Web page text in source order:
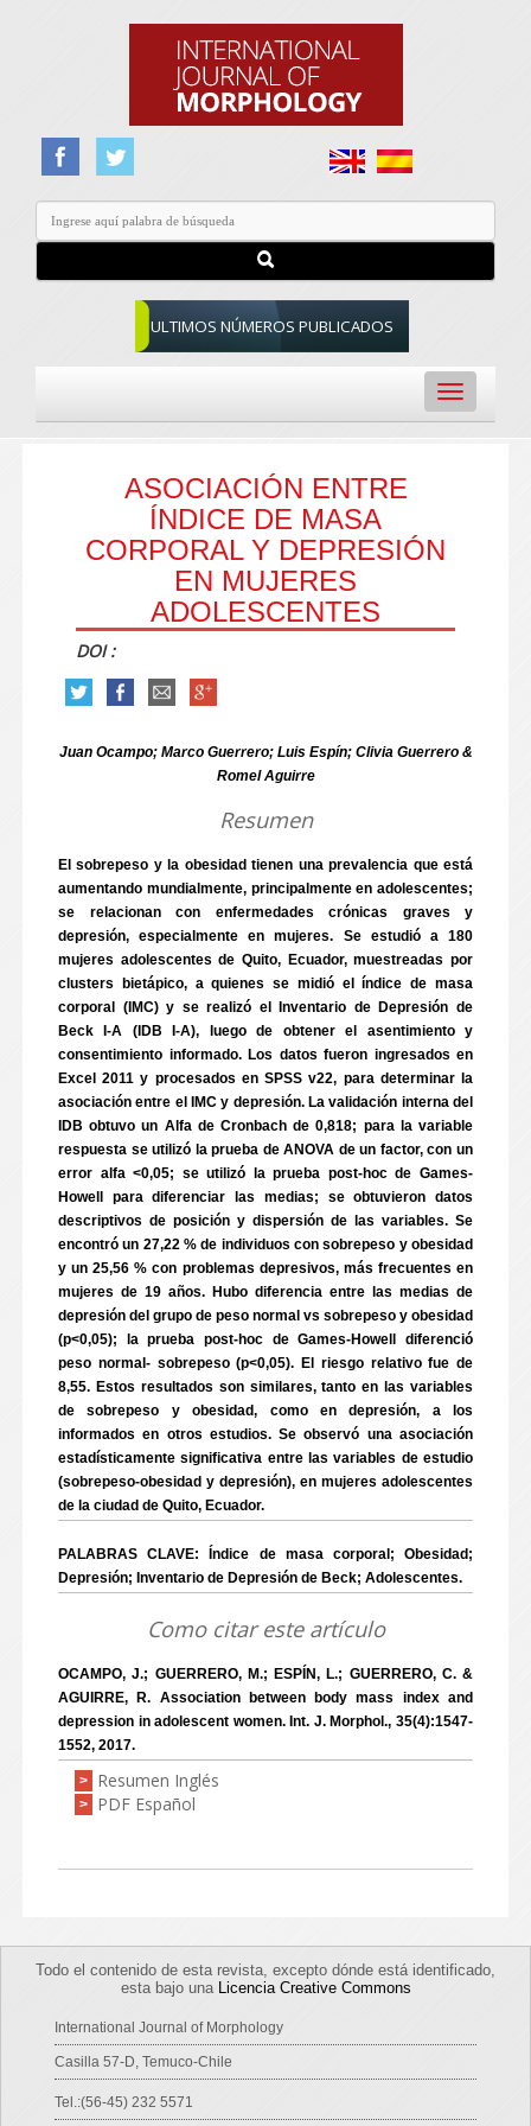
ULTIMOS NÚMEROS PUBLICADOS
Toggle
navigation
ASOCIACIÓN ENTRE
ÍNDICE DE MASA
CORPORAL Y DEPRESIÓN
EN MUJERES
ADOLESCENTES
DOI :
Juan Ocampo; Marco Guerrero; Luis Espín; Clivia Guerrero &
Romel Aguirre
Resumen
El sobrepeso y la obesidad tienen una prevalencia que está
aumentando mundialmente, principalmente en adolescentes;
se relacionan con enfermedades crónicas graves y
depresión, especialmente en mujeres. Se estudió a 180
mujeres adolescentes de Quito, Ecuador, muestreadas por
clusters bietápico, a quienes se midió el índice de masa
corporal (IMC) y se realizó el Inventario de Depresión de
Beck I-A (IDB I-A), luego de obtener el asentimiento y
consentimiento informado. Los datos fueron ingresados en
Excel 2011 y procesados en SPSS v22, para determinar la
asociación entre el IMC y depresión. La validación interna del
IDB obtuvo un Alfa de Cronbach de 0,818; para la variable
respuesta se utilizó la prueba de ANOVA de un factor, con un
error alfa <0,05; se utilizó la prueba post-hoc de Games-
Howell para diferenciar las medias; se obtuvieron datos
descriptivos de posición y dispersión de las variables. Se
encontró un 27,22 % de individuos con sobrepeso y obesidad
y un 25,56 % con problemas depresivos, más frecuentes en
mujeres de 19 años. Hubo diferencia entre las medias de
depresión del grupo de peso normal vs sobrepeso y obesidad
(p<0,05); la prueba post-hoc de Games-Howell diferenció
peso normal- sobrepeso (p<0,05). El riesgo relativo fue de
8,55. Estos resultados son similares, tanto en las variables
de sobrepeso y obesidad, como en depresión, a los
informados en otros estudios. Se observó una asociación
estadísticamente significativa entre las variables de estudio
(sobrepeso-obesidad y depresión), en mujeres adolescentes
de la ciudad de Quito, Ecuador.
PALABRAS CLAVE: Índice de masa corporal; Obesidad;
Depresión; Inventario de Depresión de Beck; Adolescentes.
Como citar este artículo
OCAMPO, J.; GUERRERO, M.; ESPÍN, L.; GUERRERO, C. &
AGUIRRE, R. Association between body mass index and
depression in adolescent women. Int. J. Morphol., 35(4):1547-
1552, 2017.
> Resumen Inglés
> PDF Español
Todo el contenido de esta revista, excepto dónde está identificado,
esta bajo una Licencia Creative Commons
International Journal of Morphology
Casilla 57-D, Temuco-Chile
Tel.:(56-45) 232 5571